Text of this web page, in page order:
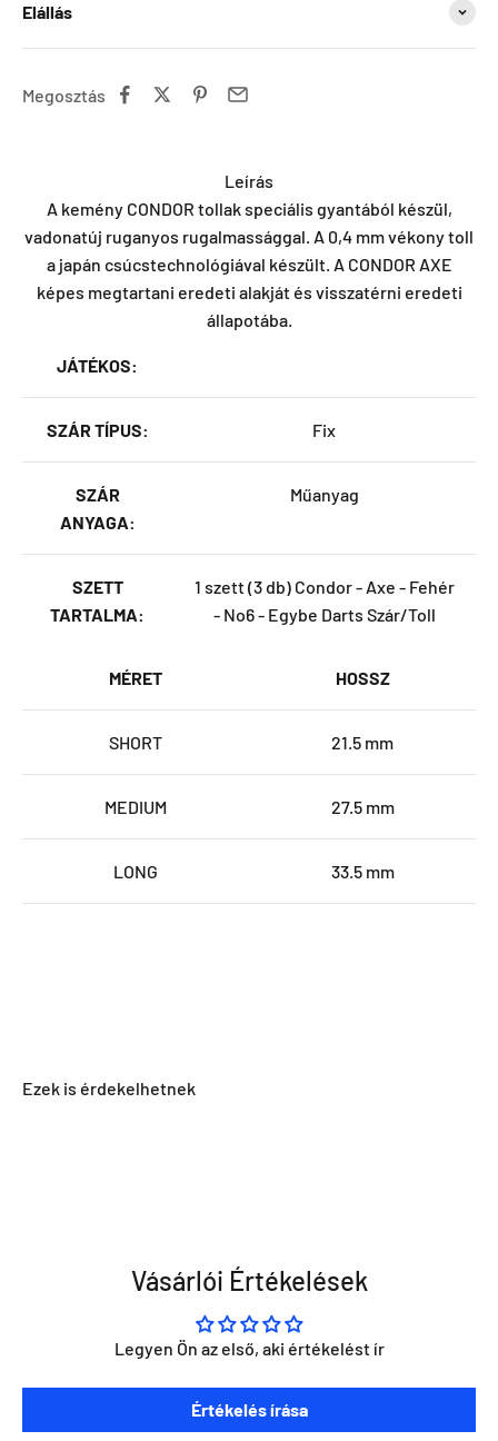
Elállás
Megosztás
Leírás
A kemény CONDOR tollak speciális gyantából készül,
vadonatúj ruganyos rugalmassággal. A 0,4 mm vékony toll
a japán csúcstechnológiával készült. A CONDOR AXE
képes megtartani eredeti alakját és visszatérni eredeti
állapotába.
JÁTÉKOS:
SZÁR TÍPUS: Fix
SZÁR
ANYAGA:
Műanyag
SZETT
TARTALMA:
1 szett (3 db) Condor - Axe - Fehér
- No6 - Egybe Darts Szár/Toll
MÉRET HOSSZ
SHORT 21.5 mm
MEDIUM 27.5 mm
LONG 33.5 mm
Vásárlói Értékelések
Legyen Ön az első, aki értékelést ír
Értékelés írása
Szeretnéd ha napra kész lennél minden Direct Darts
aktivitással kapcsolatban?